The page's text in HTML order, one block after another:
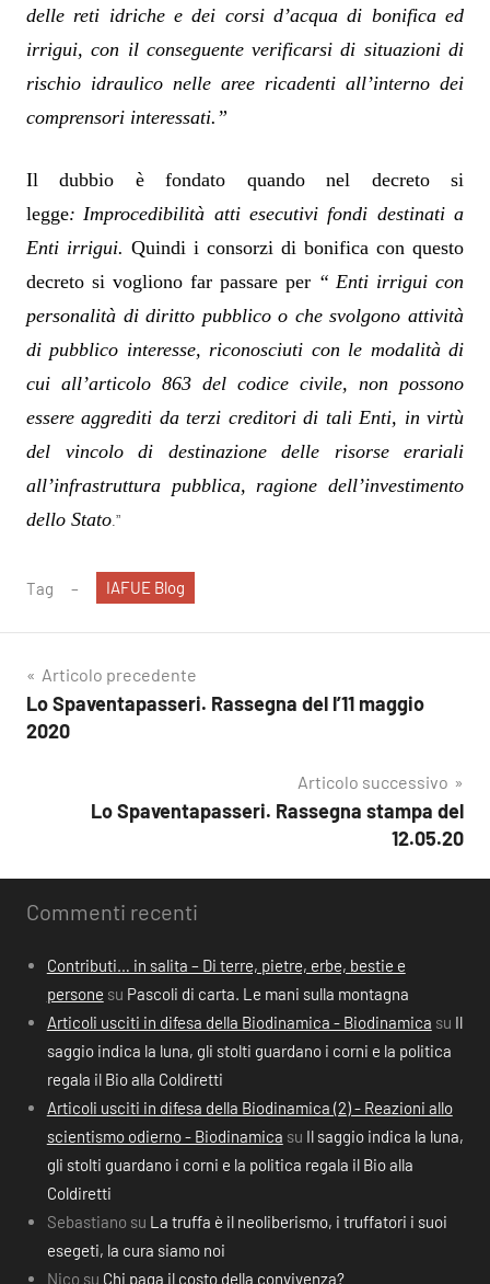
delle reti idriche e dei corsi d’acqua di bonifica ed
irrigui, con il conseguente verificarsi di situazioni di
rischio idraulico nelle aree ricadenti all’interno dei
comprensori interessati.”
Il dubbio è fondato quando nel decreto si
legge: Improcedibilità atti esecutivi fondi destinati a
Enti irrigui. Quindi i consorzi di bonifica con questo
decreto si vogliono far passare per “ Enti irrigui con
personalità di diritto pubblico o che svolgono attività
di pubblico interesse, riconosciuti con le modalità di
cui all’articolo 863 del codice civile, non possono
essere aggrediti da terzi creditori di tali Enti, in virtù
del vincolo di destinazione delle risorse erariali
all’infrastruttura pubblica, ragione dell’investimento
dello Stato .”
Tag IAFUE Blog
Navigazione
articoli
Articolo precedente
Lo Spaventapasseri. Rassegna del l’11 maggio
2020
Articolo successivo
Lo Spaventapasseri. Rassegna stampa del
12.05.20
Commenti recenti
Contributi… in salita – Di terre, pietre, erbe, bestie e
persone su Pascoli di carta. Le mani sulla montagna
Articoli usciti in difesa della Biodinamica - Biodinamica su Il
saggio indica la luna, gli stolti guardano i corni e la politica
regala il Bio alla Coldiretti
Articoli usciti in difesa della Biodinamica (2) - Reazioni allo
scientismo odierno - Biodinamica su Il saggio indica la luna,
gli stolti guardano i corni e la politica regala il Bio alla
Coldiretti
Sebastiano su La truffa è il neoliberismo, i truffatori i suoi
esegeti, la cura siamo noi
Nico su Chi paga il costo della convivenza?